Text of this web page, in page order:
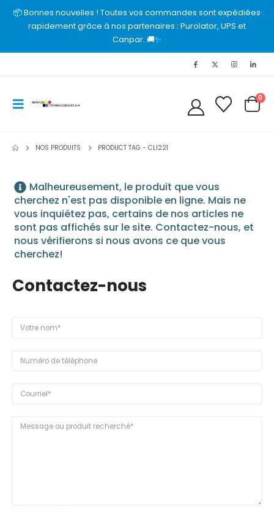
📦 Bonnes nouvelles ! Toutes vos commandes sont expédiées
rapidement grâce à nos partenaires : Purolator, UPS et
Canpar. 🚚✨
0
NOS PRODUITS PRODUCT TAG -CLI221
Malheureusement, le produit que vous
cherchez n'est pas disponible en ligne. Mais ne
vous inquiétez pas, certains de nos articles ne
sont pas affichés sur le site. Contactez-nous, et
nous vérifierons si nous avons ce que vous
cherchez!
Contactez-nous